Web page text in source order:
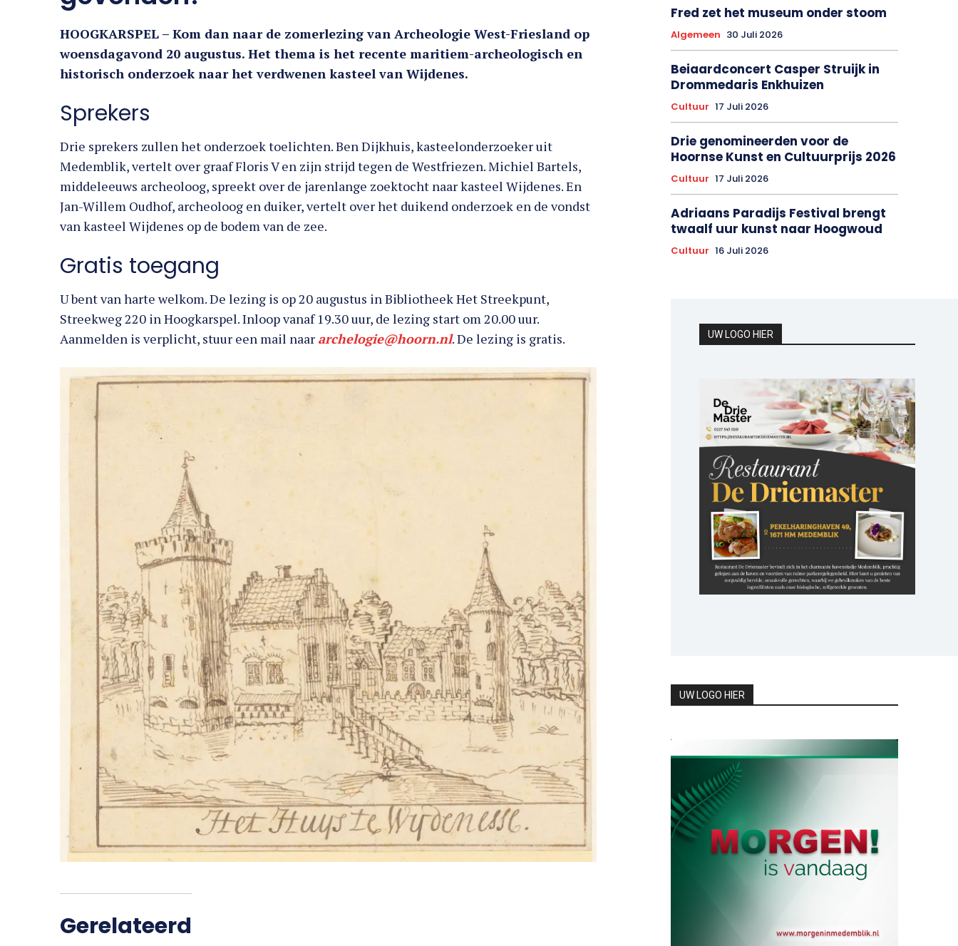
HOOGKARSPEL – Kom dan naar de zomerlezing van Archeologie West-Friesland op
woensdagavond 20 augustus. Het thema is het recente maritiem-archeologisch en
historisch onderzoek naar het verdwenen kasteel van Wijdenes.
Sprekers
Drie sprekers zullen het onderzoek toelichten. Ben Dijkhuis, kasteelonderzoeker uit
Medemblik, vertelt over graaf Floris V en zijn strijd tegen de Westfriezen. Michiel Bartels,
middeleeuws archeoloog, spreekt over de jarenlange zoektocht naar kasteel Wijdenes. En
Jan-Willem Oudhof, archeoloog en duiker, vertelt over het duikend onderzoek en de vondst
van kasteel Wijdenes op de bodem van de zee.
Gratis toegang
U bent van harte welkom. De lezing is op 20 augustus in Bibliotheek Het Streekpunt,
Streekweg 220 in Hoogkarspel. Inloop vanaf 19.30 uur, de lezing start om 20.00 uur.
Aanmelden is verplicht, stuur een mail naar archelogie@hoorn.nl. De lezing is gratis.
Gerelateerd
Fred zet het museum onder stoom
Algemeen 30 Juli 2026
Beiaardconcert Casper Struijk in
Drommedaris Enkhuizen
Cultuur 17 Juli 2026
Drie genomineerden voor de
Hoornse Kunst en Cultuurprijs 2026
Cultuur 17 Juli 2026
Adriaans Paradijs Festival brengt
twaalf uur kunst naar Hoogwoud
Cultuur 16 Juli 2026
UW LOGO HIER
UW LOGO HIER